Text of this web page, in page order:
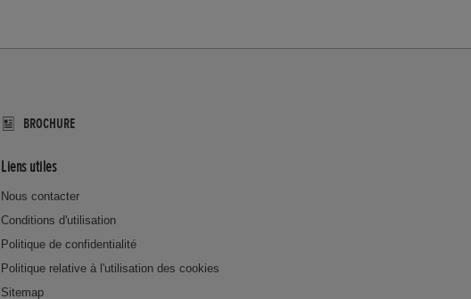
BROCHURE
Liens utiles
Nous contacter
Conditions d'utilisation
Politique de confidentialité
Politique relative à l'utilisation des cookies
Sitemap